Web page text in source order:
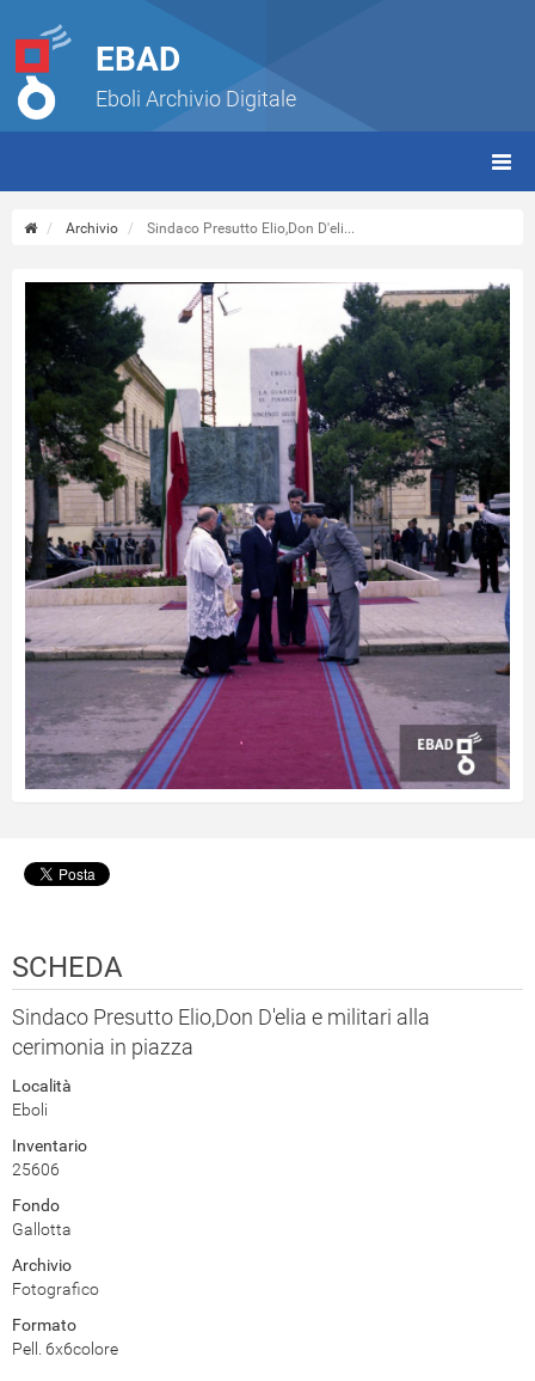
EBAD
Eboli Archivio Digitale
Archivio Sindaco Presutto Elio,Don D'eli...
SCHEDA
Sindaco Presutto Elio,Don D'elia e militari alla
cerimonia in piazza
Località
Eboli
Inventario
25606
Fondo
Gallotta
Archivio
Fotografico
Formato
Pell. 6x6colore